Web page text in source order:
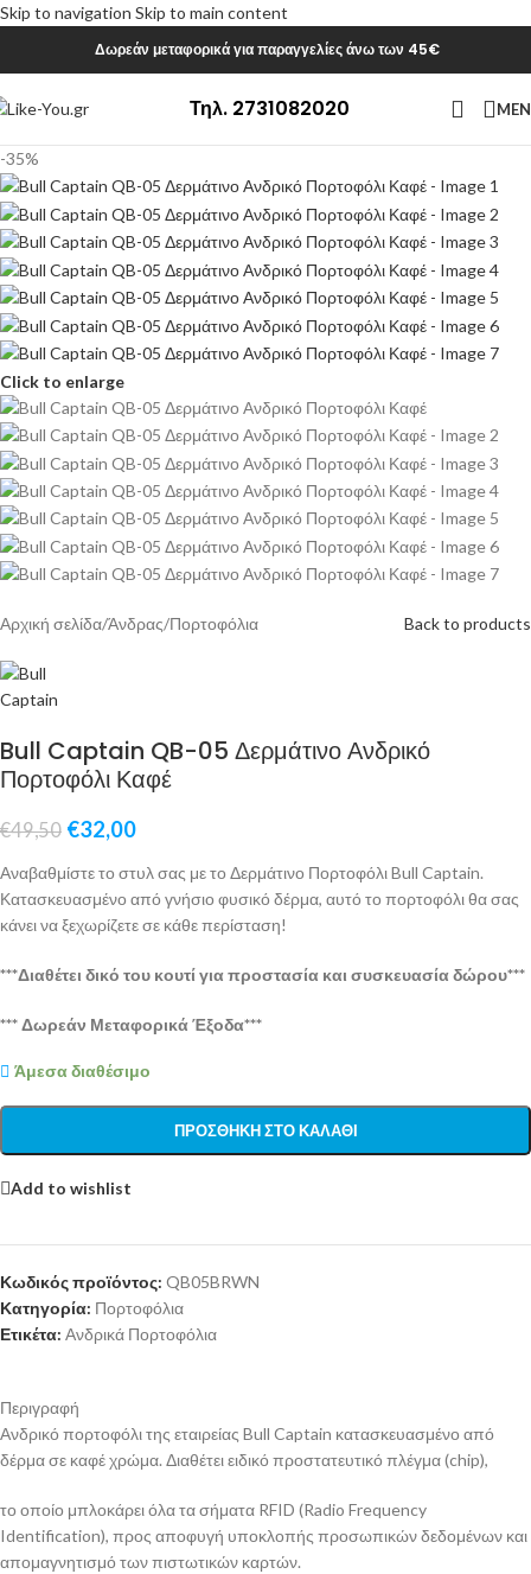
Skip to navigation Skip to main content
Δωρεάν μεταφορικά για παραγγελίες άνω των 45€
Τηλ. 2731082020
-35%
Click to enlarge
Αρχική σελίδα/Άνδρας/Πορτοφόλια Back to products
Bull Captain QB-05 Δερμάτινο Ανδρικό
Πορτοφόλι Καφέ
€49,50 €32,00
Αναβαθμίστε το στυλ σας με το Δερμάτινο Πορτοφόλι Bull Captain.
Κατασκευασμένο από γνήσιο φυσικό δέρμα, αυτό το πορτοφόλι θα σας
κάνει να ξεχωρίζετε σε κάθε περίσταση!
***Διαθέτει δικό του κουτί για προστασία και συσκευασία δώρου***
*** Δωρεάν Μεταφορικά Έξοδα***
Άμεσα διαθέσιμο
ΠΡΟΣΘΉΚΗ ΣΤΟ ΚΑΛΆΘΙ
Add to wishlist
Κωδικός προϊόντος: QB05BRWN
Κατηγορία: Πορτοφόλια
Ετικέτα: Ανδρικά Πορτοφόλια
Περιγραφή
Ανδρικό πορτοφόλι της εταιρείας Bull Captain κατασκευασμένο από
δέρμα σε καφέ χρώμα. Διαθέτει ειδικό προστατευτικό πλέγμα (chip),
το οποίο μπλοκάρει όλα τα σήματα RFID (Radio Frequency
Identification), προς αποφυγή υποκλοπής προσωπικών δεδομένων και
απομαγνητισμό των πιστωτικών καρτών.